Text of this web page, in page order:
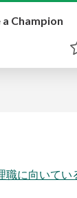
Champion
に向いてい